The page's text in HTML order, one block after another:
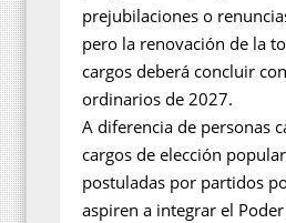
prejubilaciones o
pero la renovación de la
cargos deberá concluir
ordinarios de 2027.
A diferencia de personas
cargos de elección
postuladas por partidos
aspiren a integrar el